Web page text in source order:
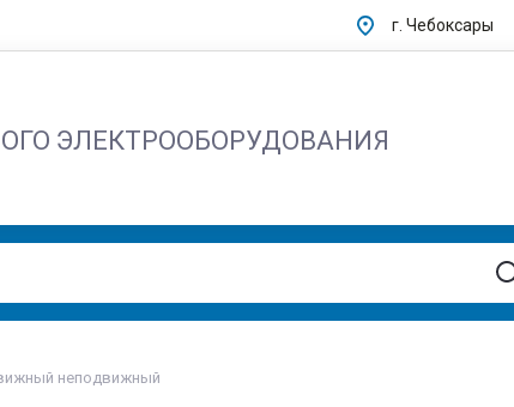
г. Чебоксары
ЭЛЕКТРООБОРУДОВАНИЯ
неподвижный